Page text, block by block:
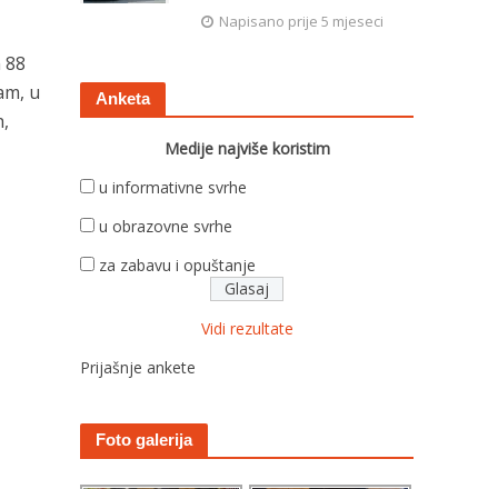
u
Napisano prije 5 mjeseci
Anketa
Medije najviše koristim
u informativne svrhe
u obrazovne svrhe
za zabavu i opuštanje
Vidi rezultate
Prijašnje ankete
Foto galerija